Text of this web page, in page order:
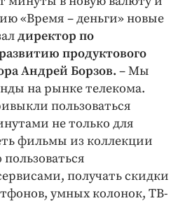
года
«Время – деньги» новые
директор по
продуктового
Андрей Борзов. – Мы
на рынке телекома.
пользоваться
не только для
фильмы из коллекции
получать скидки
умных колонок, ТВ-